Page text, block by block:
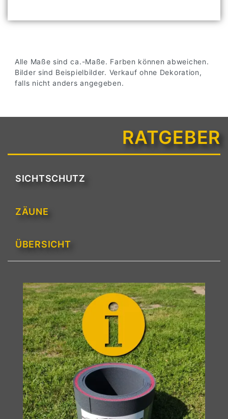
Alle Maße sind ca.-Maße. Farben können abweichen.
Bilder sind Beispielbilder. Verkauf ohne Dekoration,
falls nicht anders angegeben.
RATGEBER
SICHTSCHUTZ
ZÄUNE
ÜBERSICHT